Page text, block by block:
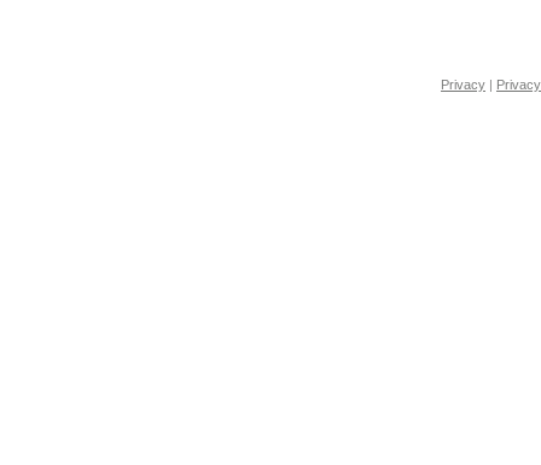
Privacy |